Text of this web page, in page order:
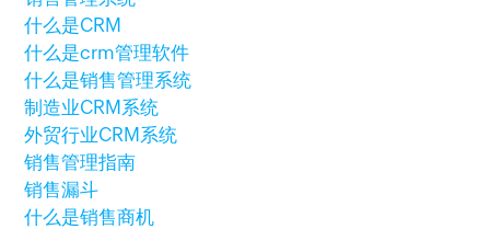
什么是CRM
什么是crm管理软件
什么是销售管理系统
制造业CRM系统
外贸行业CRM系统
销售管理指南
销售漏斗
什么是销售商机